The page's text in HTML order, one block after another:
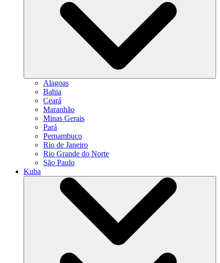
Alagoas
Bahia
Ceará
Maranhão
Minas Gerais
Pará
Pernambuco
Rio de Janeiro
Rio Grande do Norte
São Paulo
Kuba